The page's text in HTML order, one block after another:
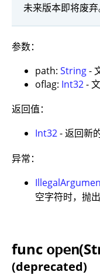
未来版本即将废弃
参数：
path: String-
oflag: Int32-
返回值：
Int32- 返回新
异常：
空字符时，抛出
func open
(deprecated)